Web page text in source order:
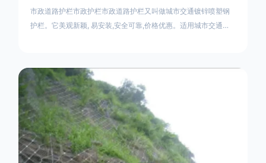
市政道路护栏市政护栏市政道路护栏又叫做城市交通镀锌喷塑钢
护栏。它美观新颖, 易安装,安全可靠,价格优惠。适用城市交通要
隔离栏，市政道路隔离护栏，人行道路护栏，机动与非机动隔离
护栏、道路中心隔离护栏、带广告牌道路隔离护栏、河道安全护
栏、草坪花坛护栏等市政道路隔离护栏规格齐全、品种多，可以
任